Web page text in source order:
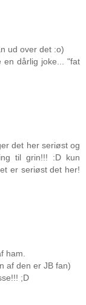
ud over det :o)
en dårlig joke... "fat
det her seriøst og
til grin!!! :D kun
er seriøst det her!
ham.
af den er JB fan)
;D